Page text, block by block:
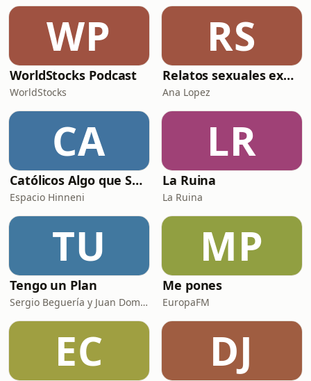
WP
WorldStocks Podcast
WorldStocks
RS
Relatos sexuales explícitos
Ana Lopez
CA
Católicos Algo que Saber
Espacio Hinneni
LR
La Ruina
La Ruina
TU
Tengo un Plan
Sergio Beguería y Juan Domínguez
MP
Me pones
EuropaFM
EC DJ